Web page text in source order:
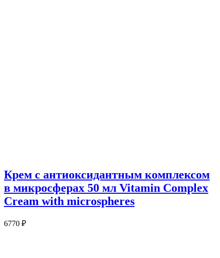
Крем с антиоксидантным комплексом
в микросферах 50 мл Vitamin Complex
Cream with microspheres
6770 ₽